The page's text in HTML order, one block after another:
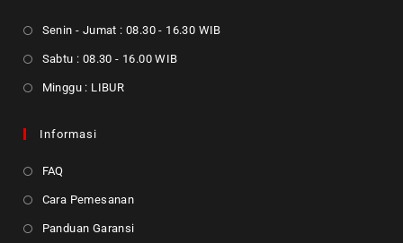
Senin - Jumat : 08.30 - 16.30 WIB
Sabtu : 08.30 - 16.00 WIB
Minggu : LIBUR
Informasi
FAQ
Cara Pemesanan
Panduan Garansi